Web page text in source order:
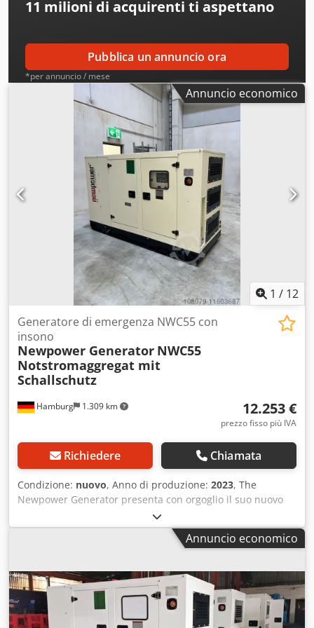
11 milioni di acquirenti ti aspettano
Pubblica un annuncio ora
*per annuncio / mese
Annuncio economico
1 / 12
Hamburg 1.309 km
Generatore di emergenza NWC55 con
insono
Newpower Generator NWC55
Notstromaggregat mit
Schallschutz
12.253 €
prezzo fisso più IVA
Richiedere Chiamata
Condizione: nuovo, Anno di produzione: 2023, The
Newpower Generator presenta con orgoglio il suo nuovo
gruppo elettrogeno di emergenza NWC55 con
insonorizzazione. L'unità è nuova, completa di controllo,
serbatoio gasolio, batterie scariche, regolatore elettronico
raffreddamento, turbocompressore, prese, interruttore di
protezione FI. Specifiche tecniche: Modello: generatore di
emergenza NWC55 con isolamento acustico Gruppo
elettrogeno Cummins Engine Newpower Motore: Cummins
Annuncio economico